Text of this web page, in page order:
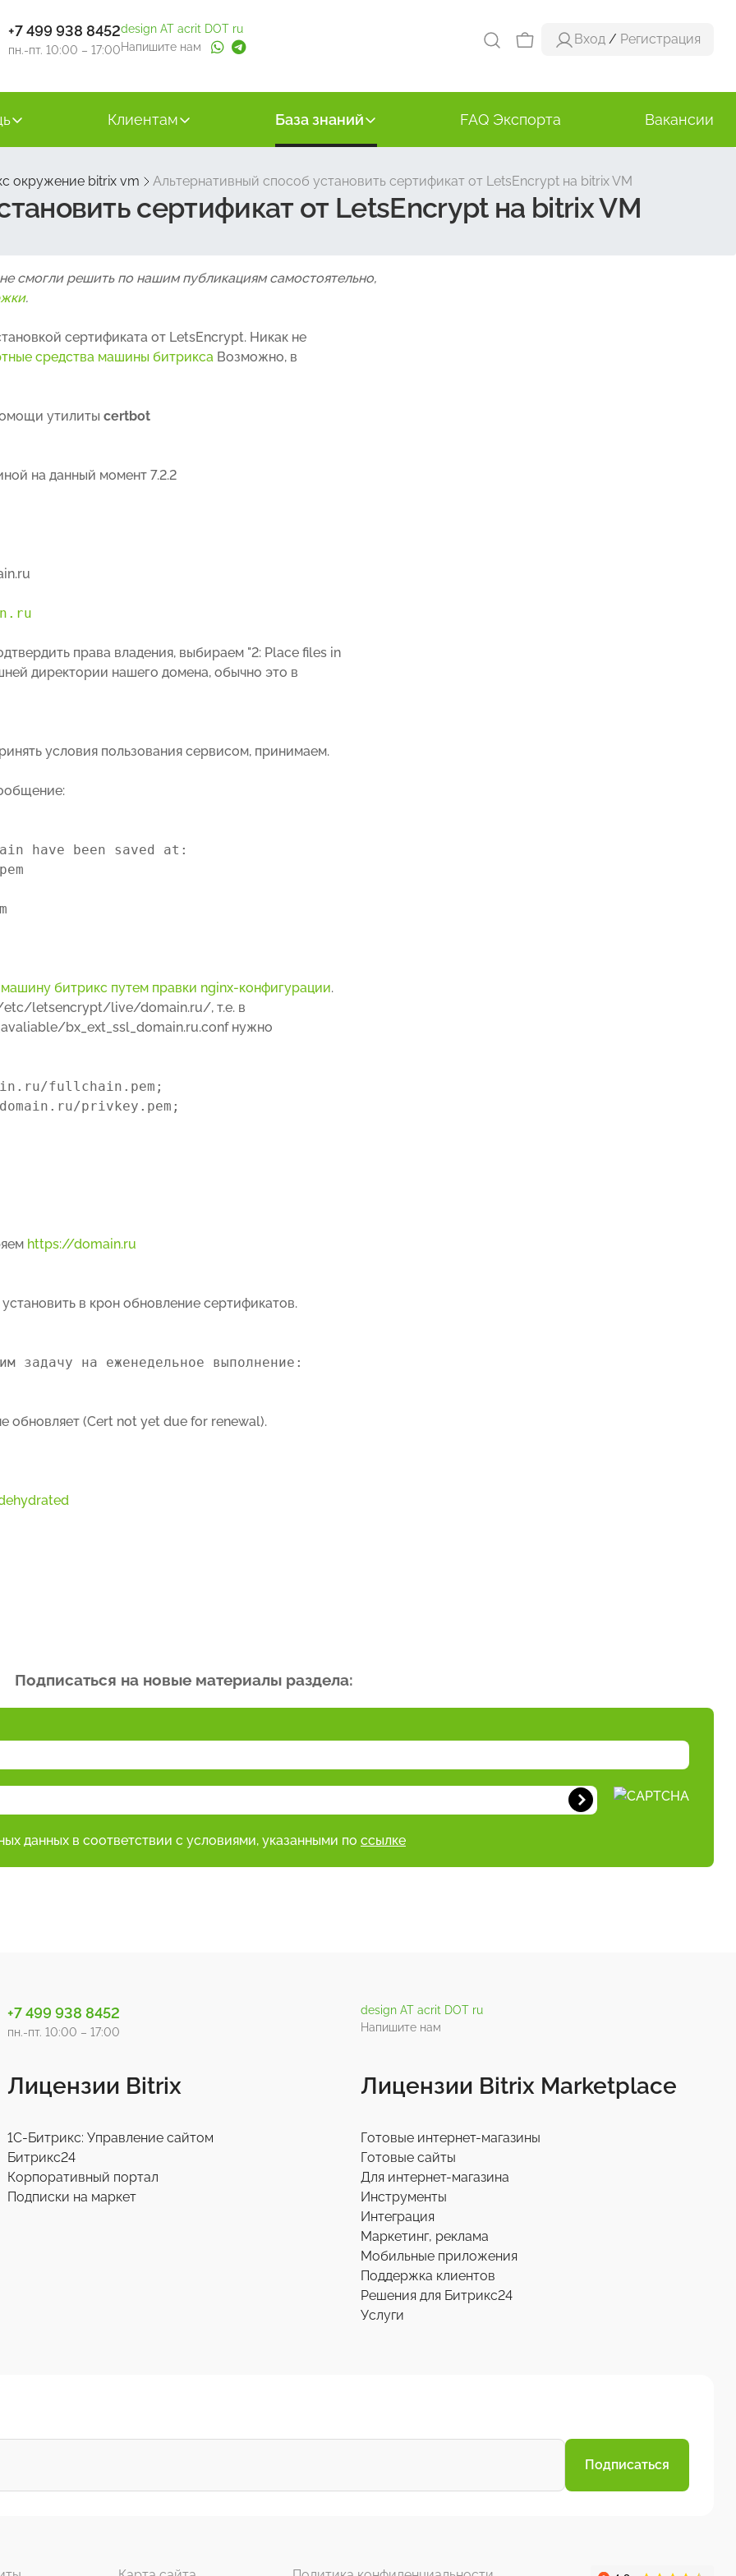
+7 499 938 8452
пн.-пт. 10:00 – 17:00
design AT acrit DOT ru
Напишите нам
Вход / Регистрация
Клиентам База знаний FAQ Экспорта Вакансии
окружение bitrix vm Альтернативный способ установить сертификат от LetsEncrypt на bitrix VM
сертификат от LetsEncrypt на bitrix VM
смогли решить по нашим публикациям самостоятельно,
.
сертификата от LetsEncrypt. Никак не
средства машины битрикса Возможно, в
утилиты certbot
на данный момент 7.2.2
права владения, выбираем "2: Place files in
директории нашего домена, обычно это в
условия пользования сервисом, принимаем.
have been saved at:
битрикс путем правки nginx-конфигурации.
/etc/letsencrypt/live/domain.ru/, т.е. в
bx_ext_ssl_domain.ru.conf нужно
fullchain.pem;
privkey.pem;
https://domain.ru
в крон обновление сертификатов.
на еженедельное выполнение:
обновляет (Cert not yet due for renewal).
Подписаться на новые материалы раздела:
данных в соответствии с условиями, указанными по ссылке
+7 499 938 8452
пн.-пт. 10:00 – 17:00
design AT acrit DOT ru
Напишите нам
Лицензии Bitrix
1С-Битрикс: Управление сайтом
Битрикс24
Корпоративный портал
Подписки на маркет
Лицензии Bitrix Marketplace
Готовые интернет-магазины
Готовые сайты
Для интернет-магазина
Инструменты
Интеграция
Маркетинг, реклама
Мобильные приложения
Поддержка клиентов
Решения для Битрикс24
Услуги
Подписаться